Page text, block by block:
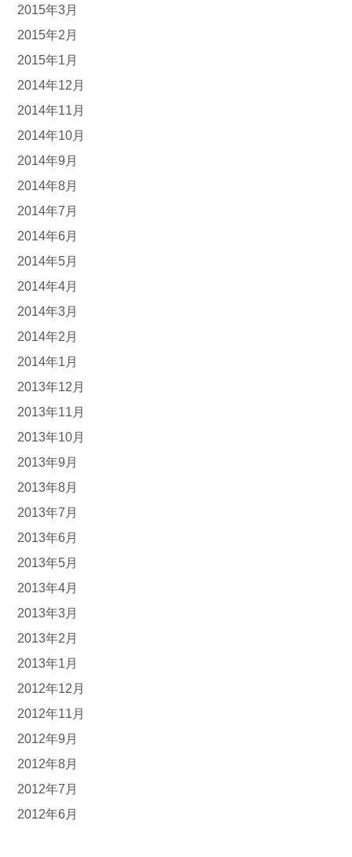
2015年3月
2015年2月
2015年1月
2014年12月
2014年11月
2014年10月
2014年9月
2014年8月
2014年7月
2014年6月
2014年5月
2014年4月
2014年3月
2014年2月
2014年1月
2013年12月
2013年11月
2013年10月
2013年9月
2013年8月
2013年7月
2013年6月
2013年5月
2013年4月
2013年3月
2013年2月
2013年1月
2012年12月
2012年11月
2012年9月
2012年8月
2012年7月
2012年6月